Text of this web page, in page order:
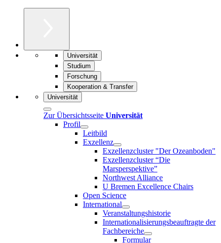
Universität
Studium
Forschung
Kooperation & Transfer
Universität
Zur Übersichtsseite Universität
Profil
Leitbild
Exzellenz
Exzellenzcluster "Der Ozeanboden"
Exzellenzcluster “Die
Marsperspektive”
Northwest Alliance
U Bremen Excellence Chairs
Open Science
International
Veranstaltungshistorie
Internationalisierungsbeauftragte der
Fachbereiche
Formular